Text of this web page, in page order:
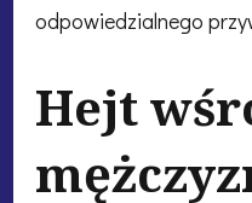
odpowiedzialnego
Hejt